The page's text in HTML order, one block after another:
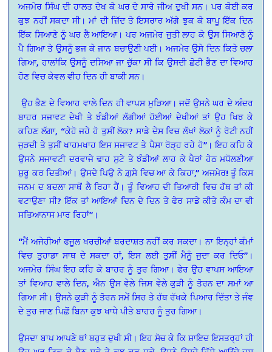
ਅਜਮੇਰ ਸਿੰਘ ਦੀ ਹਾਲਤ ਦੇਖ ਕੇ ਘਰ ਦੇ ਸਾਰੇ ਜੀਅ ਦੁਖੀ ਸਨ। ਪਰ ਕੋਈ ਕਰ
ਕੁਝ ਨਹੀਂ ਸਕਦਾ ਸੀ। ਮਾਂ ਦੀ ਜ਼ਿੱਦ ਤੇ ਇਸਰਾਰ ਅੱਗੇ ਝੁਕ ਕੇ ਬਾਪੂ ਇੱਕ ਦਿਨ
ਇੱਕ ਸਿਆਣੇ ਨੂੰ ਘਰ ਲੈ ਆਇਆ। ਪਰ ਅਜਮੇਰ ਜੁਤੀ ਲਾਹ ਕੇ ਉਸ ਸਿਆਣੇ ਨੂੰ
ਪੈ ਗਿਆ ਤੇ ਉਸਨੂੰ ਭਜ ਕੇ ਜਾਨ ਬਚਾਉਣੀ ਪਈ। ਅਜਮੇਰ ਉਸੇ ਦਿਨ ਕਿਤੇ ਚਲਾ
ਗਿਆ, ਹਾਲਾਂਕਿ ਉਸਨੂੰ ਦਸਿਆ ਜਾ ਚੁੱਕਾ ਸੀ ਕਿ ਉਸਦੀ ਛੋਟੀ ਭੈਣ ਦਾ ਵਿਆਹ
ਹੋਣ ਵਿਚ ਕੇਵਲ ਵੀਹ ਦਿਨ ਹੀ ਬਾਕੀ ਸਨ।
ਉਹ ਭੈਣ ਦੇ ਵਿਆਹ ਵਾਲੇ ਦਿਨ ਹੀ ਵਾਪਸ ਮੁੜਿਆ। ਜਦੋਂ ਉਸਨੇ ਘਰ ਦੇ ਅੰਦਰ
ਬਾਹਰ ਸਜਾਵਟ ਦੇਖੀ ਤੇ ਝੰਡੀਆਂ ਲੱਗੀਆਂ ਹੋਈਆਂ ਦੇਖੀਆਂ ਤਾਂ ਉਹ ਖਿਝ ਕੇ
ਕਹਿਣ ਲੱਗਾ, “ਕੇਹੋ ਜਹੇ ਹੋ ਤੁਸੀਂ ਲੋਕ? ਸਾਡੇ ਦੇਸ ਵਿਚ ਲੱਖਾਂ ਲੋਕਾਂ ਨੂੰ ਰੋਟੀ ਨਹੀਂ
ਜੁੜਦੀ ਤੇ ਤੁਸੀਂ ਖਾਹਮਖਾਹ ਇਸ ਸਜਾਵਟ ਤੇ ਪੈਸਾ ਰੋੜ੍ਹ ਰਹੇ ਹੋ”। ਇਹ ਕਹਿ ਕੇ
ਉਸਨੇ ਸਜਾਵਟੀ ਦਰਵਾਜੇ ਢਾਹ ਸੁਟੇ ਤੇ ਝੰਡੀਆਂ ਲਾਹ ਕੇ ਪੈਰਾਂ ਹੇਠ ਮਧੋਲਣੀਆ
ਸ਼ੁਰੂ ਕਰ ਦਿਤੀਆਂ। ਉਸਦੇ ਪਿਉ ਨੇ ਗ਼ੁਸੇ ਵਿਚ ਆ ਕੇ ਕਿਹਾ,” ਅਜਮੇਰ! ਤੂੰ ਕਿਸ
ਜਨਮ ਦ ਬਦਲਾ ਸਾਥੋਂ ਲੈ ਰਿਹਾ ਹੈਂ। ਤੂੰ ਵਿਆਹ ਦੀ ਤਿਆਰੀ ਵਿਚ ਹੱਥ ਤਾਂ ਕੀ
ਵਟਾਉਣਾ ਸੀ? ਇੱਕ ਤਾਂ ਆਇਆਂ ਦਿਨ ਦੇ ਦਿਨ ਤੇ ਫੇਰ ਸਾਡੇ ਕੀਤੇ ਕੰਮ ਦਾ ਵੀ
ਸਤਿਆਨਾਸ ਮਾਰ ਰਿਹਾਂ”।
“ਮੈਂ ਅਜੇਹੀਆਂ ਫਜੂਲ ਖਰਚੀਆਂ ਬਰਦਾਸ਼ਤ ਨਹੀਂ ਕਰ ਸਕਦਾ। ਨਾ ਇਨ੍ਹਾਂ ਕੰਮਾਂ
ਵਿਚ ਤੁਹਾਡਾ ਸਾਥ ਦੇ ਸਕਦਾ ਹਾਂ, ਇਸ ਲਈ ਤੁਸੀਂ ਮੈਨੂੰ ਜੁਦਾ ਕਰ ਦਿਓ”।
ਅਜਮੇਰ ਸਿੰਘ ਇਹ ਕਹਿ ਕੇ ਬਾਹਰ ਨੂੰ ਤੁਰ ਗਿਆ। ਫੇਰ ਉਹ ਵਾਪਸ ਆਇਆ
ਤਾਂ ਵਿਆਹ ਵਾਲੇ ਦਿਨ, ਐਨ ਉਸ ਵੇਲੇ ਜਿਸ ਵੇਲੇ ਕੁੜੀ ਨੂੰ ਤੋਰਨ ਦਾ ਸਮਾਂ ਆ
ਗਿਆ ਸੀ। ਉਸਨੇ ਕੁੜੀ ਨੂੰ ਤੋਰਨ ਸਮੇਂ ਸਿਰ ਤੇ ਹੱਥ ਰੱਖਕੇ ਪਿਆਰ ਦਿੱਤਾ ਤੇ ਜੰਞ
ਦੇ ਤੁਰ ਜਾਣ ਪਿਛੋਂ ਬਿਨਾ ਕੁਝ ਖਾਧੇ ਪੀਤੇ ਬਾਹਰ ਨੂੰ ਤੁਰ ਗਿਆ।
ਉਸਦਾ ਬਾਪ ਆਪਣੇ ਥਾਂ ਬਹੁਤ ਦੁਖੀ ਸੀ। ਇਹ ਸੋਚ ਕੇ ਕਿ ਸ਼ਾਇਦ ਇਸਤਰ੍ਹਾਂ ਹੀ